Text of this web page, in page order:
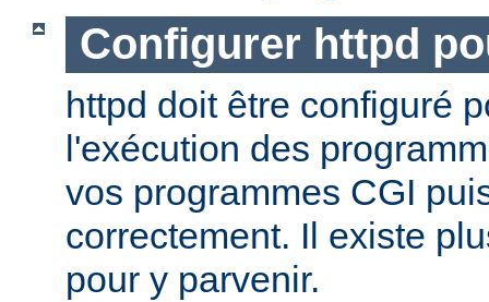
Configurer httpd
httpd doit être configuré
l'exécution des
vos programmes CGI
correctement. Il existe
pour y parvenir.